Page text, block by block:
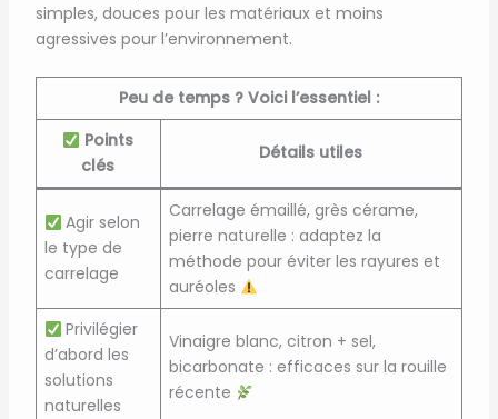
simples, douces pour les matériaux et moins
agressives pour l’environnement.
Peu de temps ? Voici l’essentiel :
Points
clés
Détails utiles
Agir selon
le type de
carrelage
Carrelage émaillé, grès cérame,
pierre naturelle : adaptez la
méthode pour éviter les rayures et
auréoles
Privilégier
d’abord les
solutions
naturelles
Vinaigre blanc, citron + sel,
bicarbonate : efficaces sur la rouille
récente